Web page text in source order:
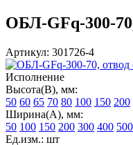
ОБЛ-GFq-300-
Артикул: 301726-4
Исполнение
Высота(В), мм:
50 60 65 70 80 100 150 200
Ширина(А), мм:
50 100 150 200 300 400 500
Ед.изм.: шт